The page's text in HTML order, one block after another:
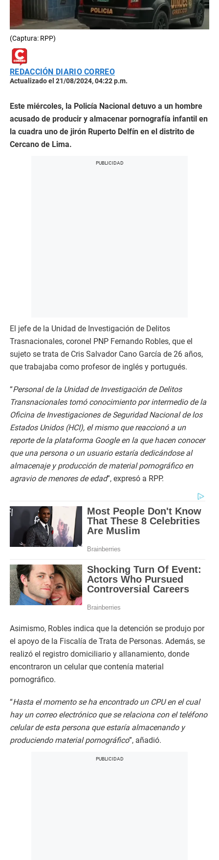
(Captura: RPP)
REDACCIÓN DIARIO CORREO
Actualizado el 21/08/2024, 04:22 p.m.
Este miércoles, la Policía Nacional detuvo a un hombre
acusado de producir y almacenar pornografía infantil en
la cuadra uno de jirón Ruperto Delfín en el distrito de
Cercano de Lima.
El jefe de la Unidad de Investigación de Delitos
Trasnacionales, coronel PNP Fernando Robles, que el
sujeto se trata de Cris Salvador Cano García de 26 años,
que trabajaba como profesor de inglés y portugués.
“Personal de la Unidad de Investigación de Delitos
Transnacionales tomó conocimiento por intermedio de la
Oficina de Investigaciones de Seguridad Nacional de los
Estados Unidos (HCI), el mismo que reaccionó a un
reporte de la plataforma Google en la que hacen conocer
que una persona o un usuario estaría dedicándose al
almacenaje y producción de material pornográfico en
agravio de menores de edad”, expresó a RPP.
Asimismo, Robles indica que la detención se produjo por
el apoyo de la Fiscalía de Trata de Personas. Además, se
realizó el registro domiciliario y allanamiento, donde
encontraron un celular que contenía material
pornográfico.
“Hasta el momento se ha encontrado un CPU en el cual
hay un correo electrónico que se relaciona con el teléfono
celular de esta persona que estaría almacenando y
produciendo material pornográfico”, añadió.